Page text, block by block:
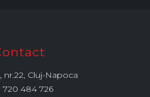
nr.22, Cluj-Napoca
720 484 726